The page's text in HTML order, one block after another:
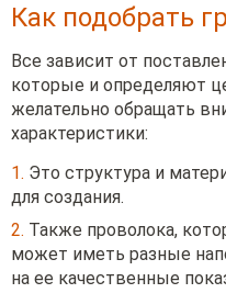
Как подобрать
Все зависит от
которые и определяют
желательно обращать
характеристики:
1. Это структура и
для создания.
2. Также проволока,
может иметь разные
на ее качественные